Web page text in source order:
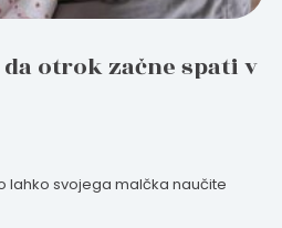
otrok začne spati v
lahko svojega malčka naučite